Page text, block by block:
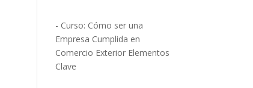
- Curso: Cómo ser una
Empresa Cumplida en
Comercio Exterior Elementos
Clave